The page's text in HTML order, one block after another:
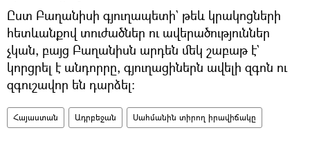
Ըստ Բաղանիսի գյուղապետի` թեև կրակոցների
հետևանքով տուժածներ ու ավերածություններ
չկան, բայց Բաղանիսն արդեն մեկ շաբաթ է`
կորցրել է անդորրը, գյուղացիներն ավելի զգոն ու
զգուշավոր են դարձել։
Հայաստան Ադրբեջան Սահմանին տիրող իրավիճակը